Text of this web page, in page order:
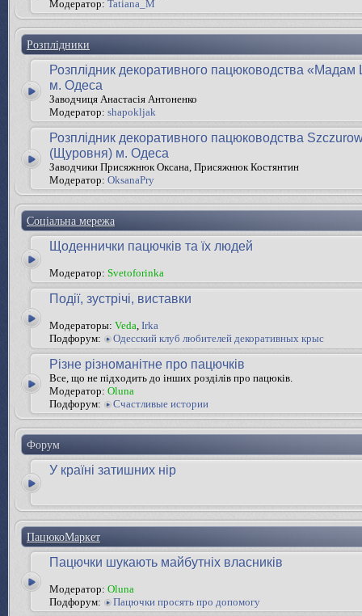
Модератор: Tatiana_M
Розплідники
Розплідник декоративного пацюководства
м. Одеса
Заводчиця Анастасія Антоненко
Модератор: shapokljak
Розплідник декоративного пацюководства
(Щуровня) м. Одеса
Заводчики Присяжнюк Оксана, Присяжнюк Костянтин
Модератор: OksanaPry
Соціальна мережа
Щоденнички пацючків та їх людей
Модератор: Svetoforinka
Події, зустрічі, виставки
Модераторы: Veda, Irka
Подфорум:
Одесский клуб любителей декоративных крыс
Різне різноманітне про пацючків
Все, що не підходить до інших розділів про пацюків.
Модератор: Oluna
Подфорум:
Счастливые истории
Форум
У країні затишних нір
ПацюкоМаркет
Пацючки шукають майбутніх власників
Модератор: Oluna
Подфорум:
Пацючки просять про допомогу